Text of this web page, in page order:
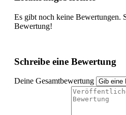
Es gibt noch keine Bewertungen.
Bewertung!
Schreibe eine Bewertung
Deine Gesamtbewertung